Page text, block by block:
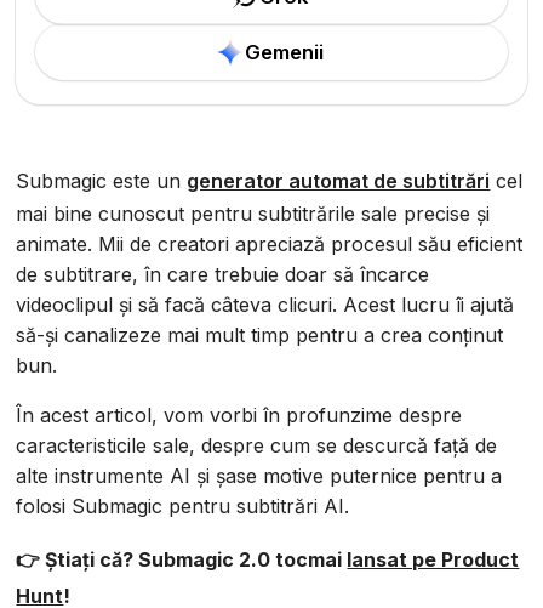
Gemenii
Submagic este un generator automat de subtitrări cel
mai bine cunoscut pentru subtitrările sale precise și
animate. Mii de creatori apreciază procesul său eficient
de subtitrare, în care trebuie doar să încarce
videoclipul și să facă câteva clicuri. Acest lucru îi ajută
să-și canalizeze mai mult timp pentru a crea conținut
bun.
În acest articol, vom vorbi în profunzime despre
caracteristicile sale, despre cum se descurcă față de
alte instrumente AI și șase motive puternice pentru a
folosi Submagic pentru subtitrări AI.
👉 Știați că? Submagic 2.0 tocmai lansat pe Product
Hunt!